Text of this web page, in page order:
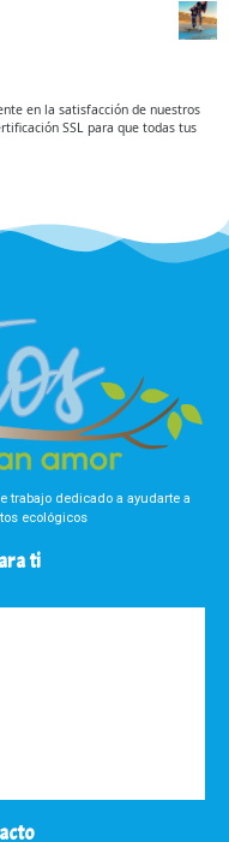
en la satisfacción de nuestros
SSL para que todas tus
trabajo dedicado a ayudarte a
ecológicos
ti